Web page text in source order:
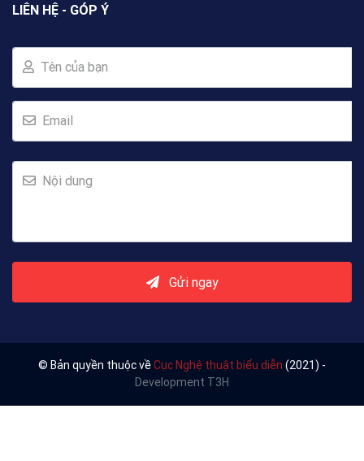
LIÊN HỆ - GÓP Ý
Tên của bạn
Email
Nội dung
Gửi ngay
© Bản quyền thuộc vềCục Nghệ thuật biểu diễn (2021) -
Development T3H